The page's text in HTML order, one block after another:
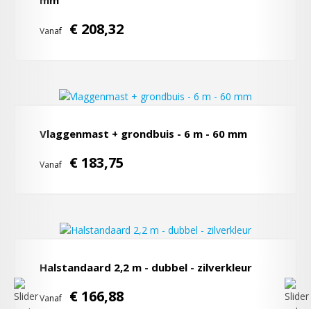
Vanaf € 208,32
Vlaggenmast + grondbuis - 6 m - 60 mm
Vanaf € 183,75
Halstandaard 2,2 m - dubbel - zilverkleur
Vanaf € 166,88